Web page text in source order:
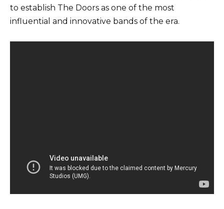
to establish The Doors as one of the most
influential and innovative bands of the era.